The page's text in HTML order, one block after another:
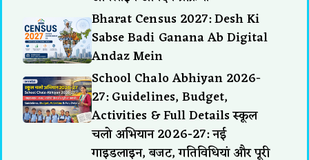
Bharat Census 2027: Desh Ki
Sabse Badi Ganana Ab Digital
Andaz Mein
School Chalo Abhiyan 2026-
27: Guidelines, Budget,
Activities & Full Details स्कूल
चलो अभियान 2026-27: नई
गाइडलाइन, बजट, गतिविधियां और पूरी